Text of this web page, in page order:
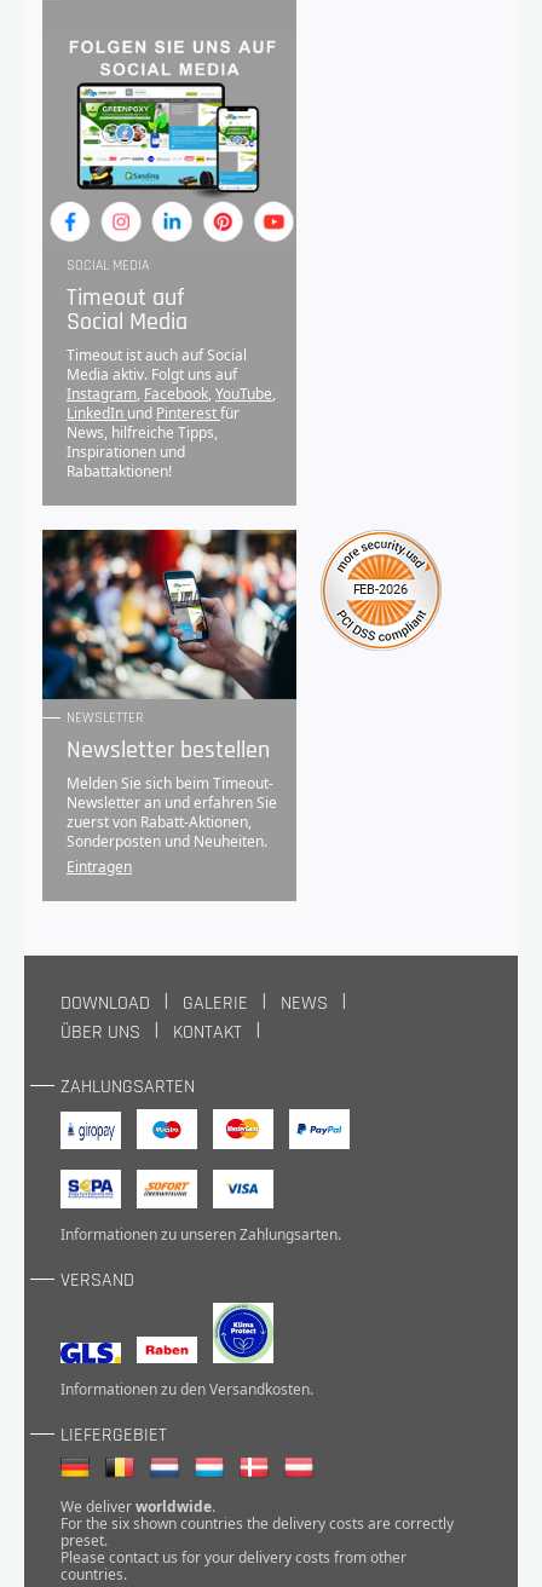
SOCIAL MEDIA
Timeout auf
Social Media
Timeout ist auch auf Social
Media aktiv. Folgt uns auf
Instagram, Facebook, YouTube,
LinkedIn und Pinterestfür
News, hilfreiche Tipps,
Inspirationen und
Rabattaktionen!
NEWSLETTER
Newsletter bestellen
Melden Sie sich beim Timeout-
Newsletter an und erfahren Sie
zuerst von Rabatt-Aktionen,
Sonderposten und Neuheiten.
Eintragen
DOWNLOAD GALERIE
NEWS
ÜBER UNS
KONTAKT
ZAHLUNGSARTEN
Informationen zu unserenZahlungsarten.
VERSAND
Informationen zu denVersandkosten.
LIEFERGEBIET
We deliverworldwide.
For the six shown countries the delivery costs are correctly
preset.
Please contact us for your delivery costs from other
countries.